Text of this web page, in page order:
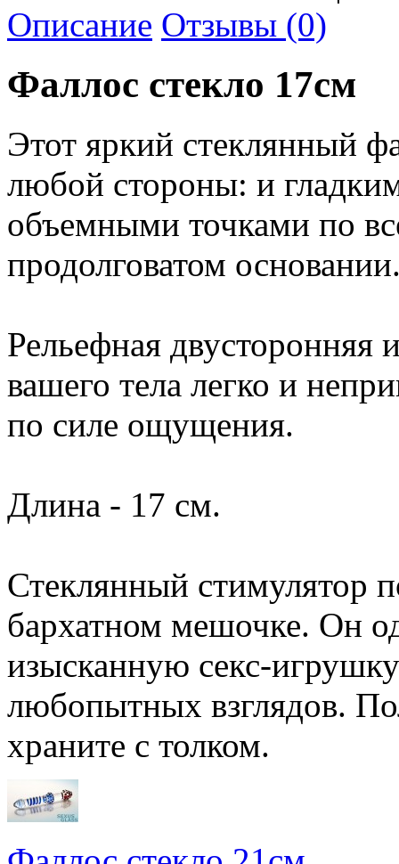
Описание Отзывы (0)
Фаллос стекло 17см
Этот яркий стеклянный
любой стороны: и
объемными точками по
продолговатом
Рельефная двусторонняя
вашего тела легко и
по силе ощущения.
Длина - 17 см.
Стеклянный стимулятор
бархатном мешочке. Он
изысканную секс-
любопытных взглядов.
храните с толком.